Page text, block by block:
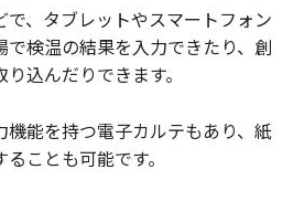
、タブレットやスマートフォン
で検温の結果を入力できたり、創
込んだりできます。
機能を持つ電子カルテもあり、紙
ことも可能です。